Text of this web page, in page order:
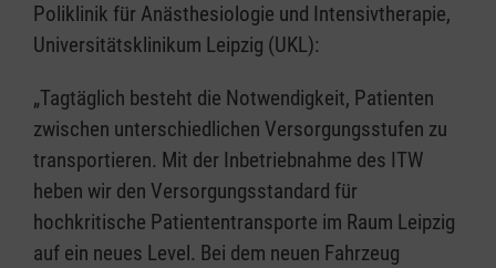
Poliklinik für Anästhesiologie und Intensivtherapie,
Universitätsklinikum Leipzig (UKL):
„Tagtäglich besteht die Notwendigkeit, Patienten
zwischen unterschiedlichen Versorgungsstufen zu
transportieren. Mit der Inbetriebnahme des ITW
heben wir den Versorgungsstandard für
hochkritische Patiententransporte im Raum Leipzig
auf ein neues Level. Bei dem neuen Fahrzeug